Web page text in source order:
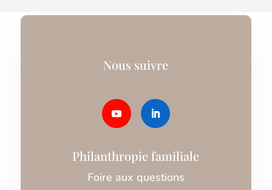
Nous suivre
Philanthropie familiale
Foire aux questions